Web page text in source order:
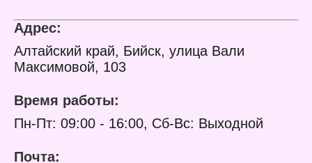
Адрес:
Алтайский край, Бийск, улица Вали
Максимовой, 103
Время работы:
Пн-Пт: 09:00 - 16:00, Сб-Вс: Выходной
Почта: